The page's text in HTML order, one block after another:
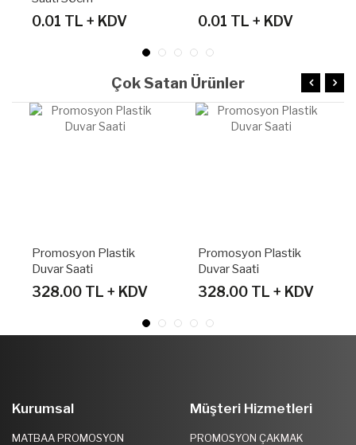
0.01 TL + KDV 304.00 TL +
Çok Satan Ürünler
Plastik
Saati
TL + KDV
Promosyon Plastik
Duvar Saati
328.00 TL + KDV
Kurumsal
MATBAA PROMOSYON
Müşteri Hizmetleri
PROMOSYON ÇAKMAK